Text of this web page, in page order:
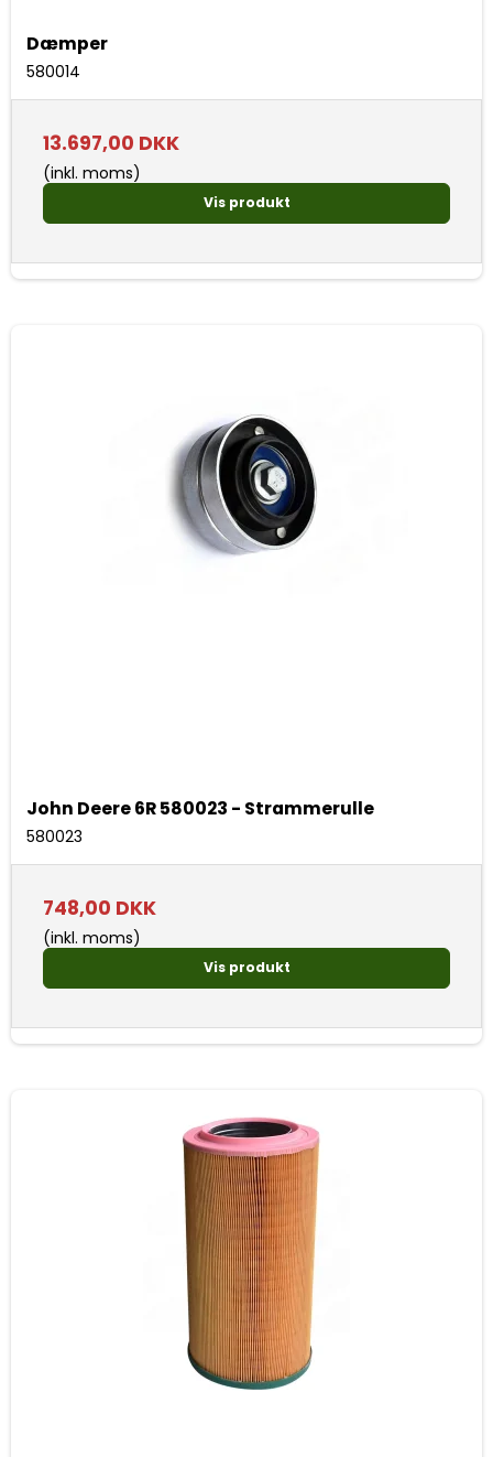
Dæmper
580014
13.697,00 DKK
(inkl. moms)
Vis produkt
John Deere 6R 580023 - Strammerulle
580023
748,00 DKK
(inkl. moms)
Vis produkt